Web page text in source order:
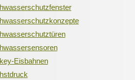
Eisbahnen